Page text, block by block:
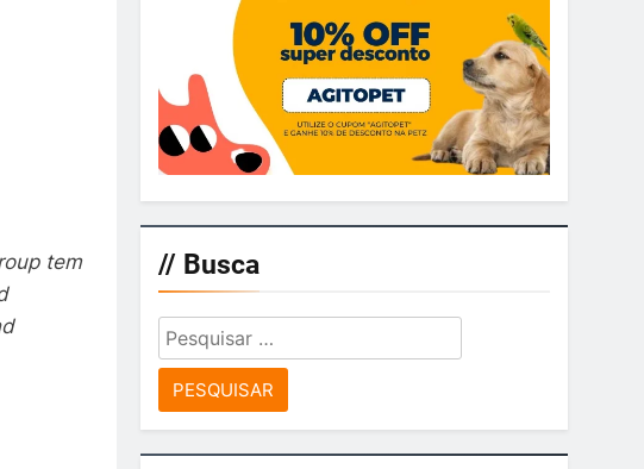
tem
// Busca
Pesquisar
por: